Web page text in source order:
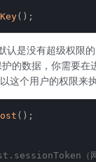
( ) ;
认是没有超级权限
的数据，你需要在
这个用户的权限来
( ) ;
（